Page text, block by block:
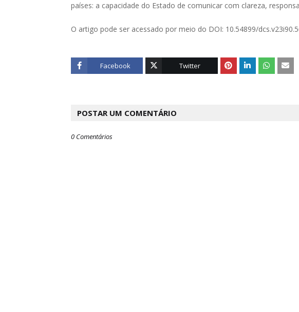
países: a capacidade do Estado de comunicar com clareza,
O artigo pode ser acessado por meio do DOI: 10.54899/
Facebook Twitter
POSTAR UM COMENTÁRIO
0 Comentários